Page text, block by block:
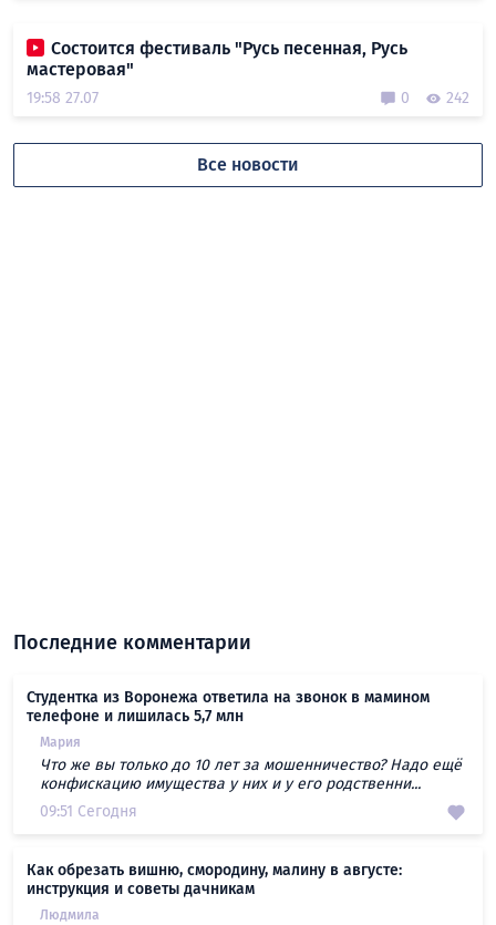
Состоится фестиваль "Русь песенная, Русь
мастеровая"
19:58 27.07 0 242
Все новости
Последние комментарии
Студентка из Воронежа ответила на звонок в мамином
телефоне и лишилась 5,7 млн
Мария
Что же вы только до 10 лет за мошенничество? Надо ещё
конфискацию имущества у них и у его родственни...
09:51 Сегодня
Как обрезать вишню, смородину, малину в августе:
инструкция и советы дачникам
Людмила